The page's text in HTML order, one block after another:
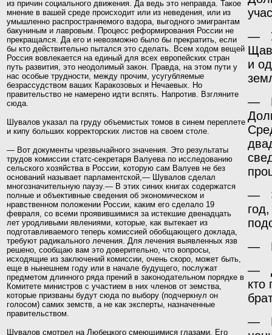
из причин социаль­ного движения. Да ведь это неправда. Такое
мнение в вашей среде происходит или из неведения, или из
умышленно распространяемого вздора, выгодного эмигрантам
бакуниным и лавровым. Процесс реформирования России не
прекращался. Да его и невозможно было бы прекратить, если
бы кто действительно пытался это сделать. Всем ходом вещей
Россия вовлекается на единый для всех европейских стран
путь развития, это неодолимый закон. Правда, на этом пути у
нас особые трудности, между прочим, усугубляемые
безрассудством ваших Каракозовых и Нечаевых. Но
правительство не намерено идти вспять. Напротив. Взгляните
сюда.
Шувалов указал па груду объемистых томов в синем переплете
и кипу больших корректорских листов на своем столе.
— Вот документы чрезвычайного значения. Это результаты
трудов комиссии статс-секретаря Валуева по исследованию
сельского хозяйства в России, которую сам Валуев не без
оснований называет парламентской,— Шувалов сделал
многозначительную паузу.— В этих синих книгах содержатся
полные и объективные сведения об экономическом и
нравственном положении России, каким его сделало 19
февраля, со всеми проявив­шимися за истекшие двенадцать
лет уродливыми явлениями, которые, как вытекает из
подготавливаемого теперь комиссией обобщающего доклада,
требуют радикального лечения. Для лечения выявленных язв
решено, сообщаю вам это доверительно, что вопросы,
исходящие из заключений комиссии, очень скоро, может быть,
еще в нынешнем году или в начале будущего, послужат
предметом длинного ряда прений в законода­тельном порядке в
Комитете министров с участием в них членов от земства,
которые призваны будут сюда по выбору (подчеркнул он
голосом) самих земств, а не как эксперты, назначенные
правительством.
Шувалов смотрел на Любецкого смеющимися глазами. Его
— У
и
—
—
—
—
кто
—